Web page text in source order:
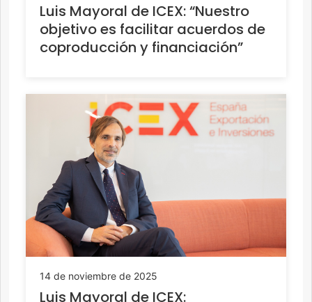
Luis Mayoral de ICEX: “Nuestro
objetivo es facilitar acuerdos de
coproducción y financiación”
14 de noviembre de 2025
Luis Mayoral de ICEX: